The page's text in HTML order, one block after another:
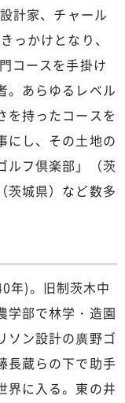
計家、チャール
っかけとなり、
コースを手掛け
。あらゆるレベル
を持ったコースを
にし、その土地の
ルフ倶楽部」（茨
茨城県）など数多
年)。旧制茨木中
学部で林学・造園
ソン設計の廣野ゴ
長蔵らの下で助手
界に入る。東の井